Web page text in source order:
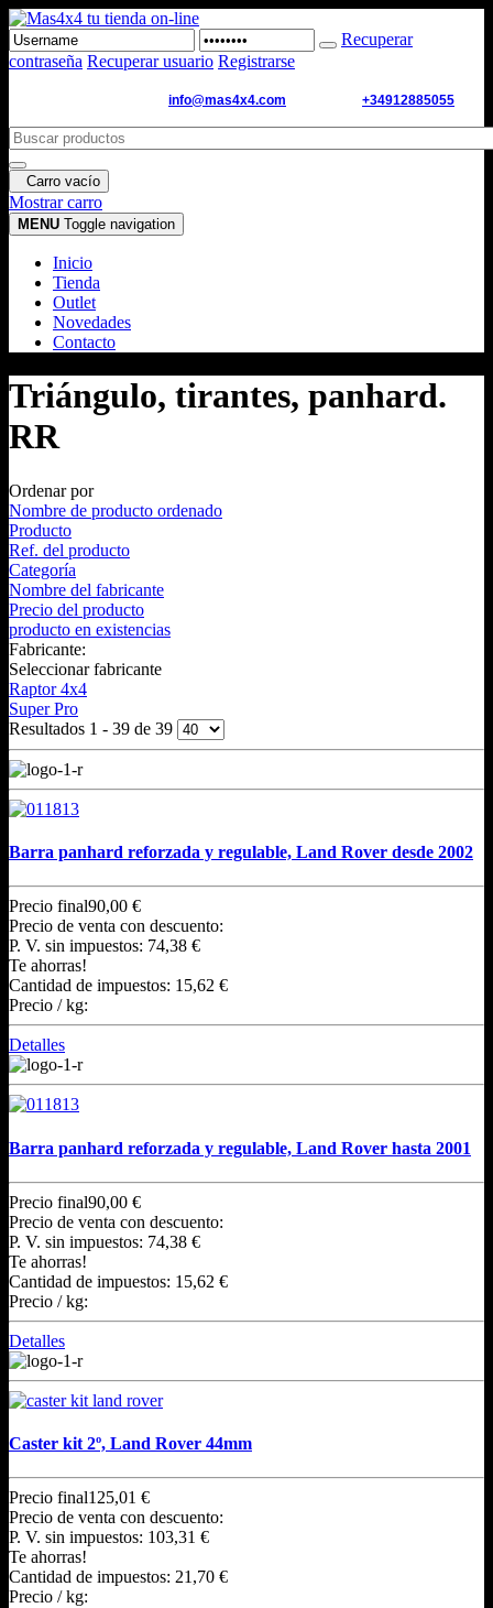
Recuperar
contraseña Recuperar usuario Registrarse
info@mas4x4.com +34912885055
Carro vacío
Mostrar carro
MENU Toggle navigation
Inicio
Tienda
Outlet
Novedades
Contacto
Triángulo, tirantes, panhard.
RR
Ordenar por
Nombre de producto ordenado
Producto
Ref. del producto
Categoría
Nombre del fabricante
Precio del producto
producto en existencias
Fabricante:
Seleccionar fabricante
Raptor 4x4
Super Pro
Resultados 1 - 39 de 39
Barra panhard reforzada y regulable, Land Rover desde 2002
Precio final90,00 €
Precio de venta con descuento:
P. V. sin impuestos: 74,38 €
Te ahorras!
Cantidad de impuestos: 15,62 €
Precio / kg:
Detalles
Barra panhard reforzada y regulable, Land Rover hasta 2001
Precio final90,00 €
Precio de venta con descuento:
P. V. sin impuestos: 74,38 €
Te ahorras!
Cantidad de impuestos: 15,62 €
Precio / kg:
Detalles
Caster kit 2º, Land Rover 44mm
Precio final125,01 €
Precio de venta con descuento:
P. V. sin impuestos: 103,31 €
Te ahorras!
Cantidad de impuestos: 21,70 €
Precio / kg: